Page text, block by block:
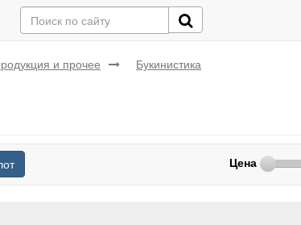
и прочее Букинистика
Цена